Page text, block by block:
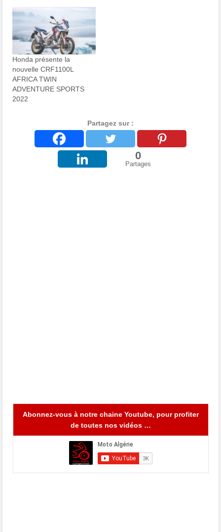
Honda présente la
nouvelle CRF1100L
AFRICA TWIN
ADVENTURE SPORTS
2022
Partagez sur :
0
Partages
Abonnez-vous à notre chaine Youtube, pour profiter
de toutes nos vidéos …